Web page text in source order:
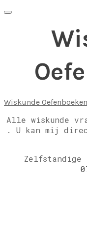
Wiskunde Oefenboeken
Alle wiskunde
. U kan mij
Zelfstandige